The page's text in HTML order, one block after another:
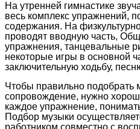
На утренней гимнастике
весь комплекс упражнений,
содержания. На
проводят вводную часть,
упражнения, танцевальные
некоторые игры в основной
заключительную ходьбу,
Чтобы правильно подобрать
сопровождение, нужно
каждое упражнение,
Подбор музыки
работником совместно с